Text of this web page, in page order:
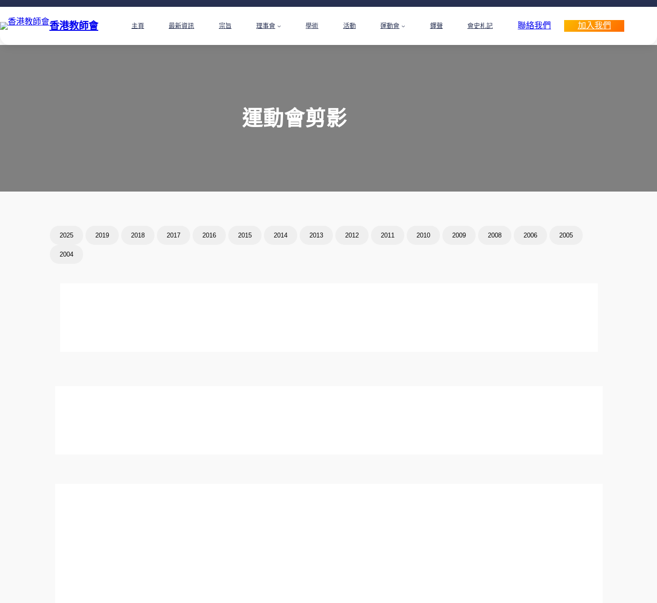
香港教師會 主頁 最新資訊 宗旨 理事會 學術 活動 運動會 鐸聲 會史札記 聯絡我們 加入我們
運動會剪影
2025 2019 2018 2017 2016 2015 2014 2013 2012 2011 2010 2009 2008 2006 2005
2004